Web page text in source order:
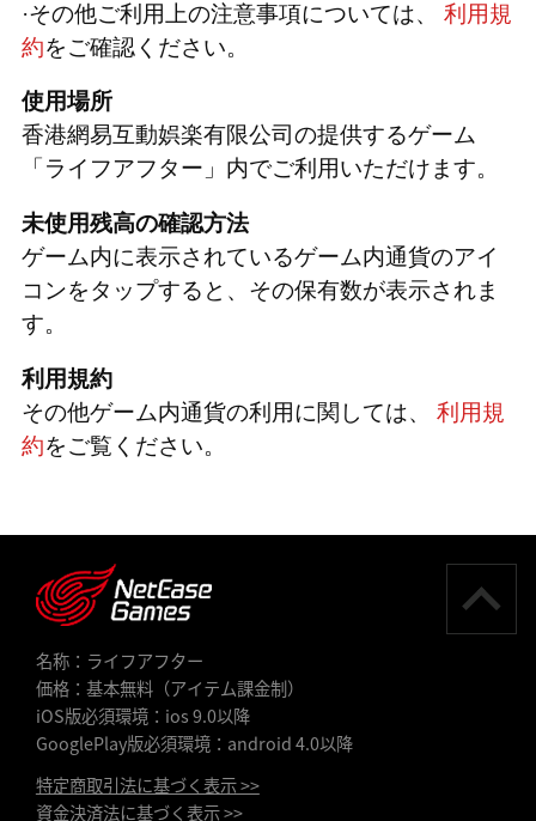
·その他ご利用上の注意事項については、 利用規
約をご確認ください。
使用場所
香港網易互動娯楽有限公司の提供するゲーム
「ライフアフター」内でご利用いただけます。
未使用残高の確認方法
ゲーム内に表示されているゲーム内通貨のアイ
コンをタップすると、その保有数が表示されま
す。
利用規約
その他ゲーム内通貨の利用に関しては、 利用規
約をご覧ください。
名称：ライフアフター
価格：基本無料（アイテム課金制）
iOS版必須環境：ios 9.0以降
GooglePlay版必須環境：android 4.0以降
特定商取引法に基づく表示 >>
資金決済法に基づく表示 >>